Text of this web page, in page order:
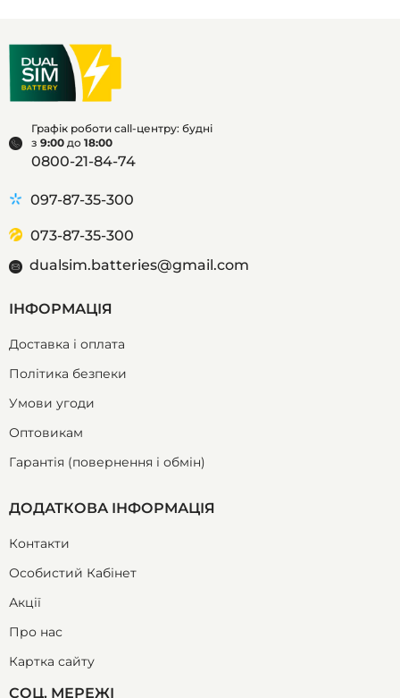
Графік роботи call-центру: будні
з 9:00 до 18:00
0800-21-84-74
097-87-35-300
073-87-35-300
dualsim.batteries@gmail.com
ІНФОРМАЦІЯ
Доставка і оплата
Політика безпеки
Умови угоди
Оптовикам
Гарантія (повернення і обмін)
ДОДАТКОВА ІНФОРМАЦІЯ
Контакти
Особистий Кабінет
Акції
Про нас
Картка сайту
СОЦ. МЕРЕЖІ